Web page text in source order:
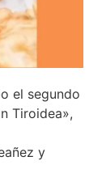
el segundo
Tiroidea»,
y